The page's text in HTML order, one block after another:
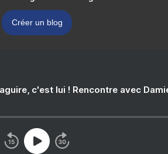
Créer un blog
c'est lui ! Rencontre avec